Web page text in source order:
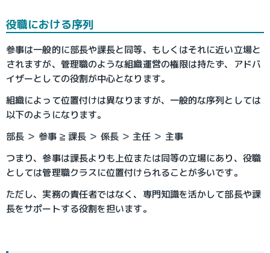
役職における序列
参事は一般的に部長や課長と同等、もしくはそれに近い立場と
されますが、管理職のような組織運営の権限は持たず、アドバ
イザーとしての役割が中心となります。
組織によって位置付けは異なりますが、一般的な序列としては
以下のようになります。
部長 ＞ 参事 ≧ 課長 ＞ 係長 ＞ 主任 ＞ 主事
つまり、参事は課長よりも上位または同等の立場にあり、役職
としては管理職クラスに位置付けられることが多いです。
ただし、実務の責任者ではなく、専門知識を活かして部長や課
長をサポートする役割を担います。